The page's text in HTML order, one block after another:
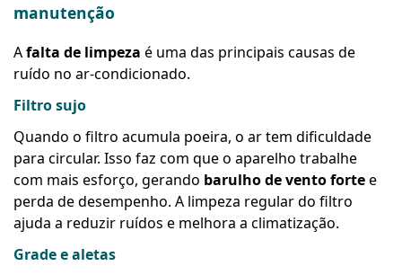
manutenção
Afalta de limpeza é uma das principais causas de
ruído no ar-condicionado.
Filtro sujo
Quando o filtro acumula poeira, o ar tem dificuldade
para circular. Isso faz com que o aparelho trabalhe
com mais esforço, gerando barulho de vento fortee
perda de desempenho. A limpeza regular do filtro
ajuda a reduzir ruídos e melhora a climatização.
Grade e aletas